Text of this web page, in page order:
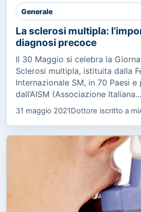
Generale
La sclerosi multipla:
diagnosi precoce
Il 30 Maggio si celebra la
Sclerosi multipla, istituita dalla
Internazionale SM, in 70 Paesi
dall’AISM (Associazione Italiana...
31 maggio 2021Dottore iscritto a